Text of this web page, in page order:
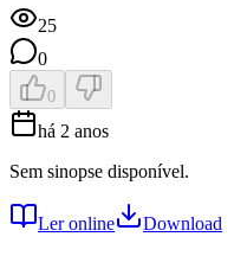
25
0
0
há 2 anos
Sem sinopse disponível.
Ler online Download